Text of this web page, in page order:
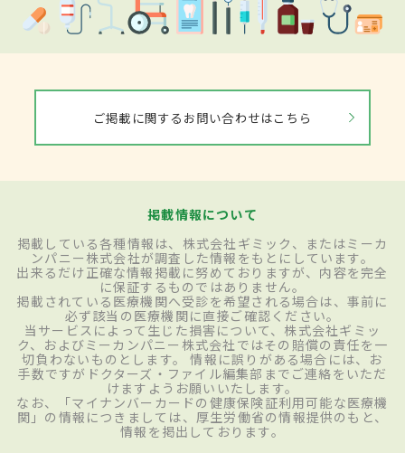
ご掲載に関するお問い合わせはこちら
掲載情報について
掲載している各種情報は、株式会社ギミック、またはミーカ
ンパニー株式会社が調査した情報をもとにしています。
出来るだけ正確な情報掲載に努めておりますが、内容を完全
に保証するものではありません。
掲載されている医療機関へ受診を希望される場合は、事前に
必ず該当の医療機関に直接ご確認ください。
当サービスによって生じた損害について、株式会社ギミッ
ク、およびミーカンパニー株式会社ではその賠償の責任を一
切負わないものとします。 情報に誤りがある場合には、お
手数ですがドクターズ・ファイル編集部までご連絡をいただ
けますようお願いいたします。
なお、「マイナンバーカードの健康保険証利用可能な医療機
関」の情報につきましては、厚生労働省の情報提供のもと、
情報を掲出しております。